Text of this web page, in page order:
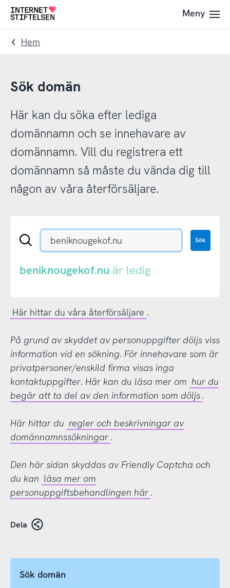
Till
navigering
Till
innehåll
Till
Meny
Hem
Sök domän
Här kan du söka efter lediga
domännamn och se innehavare av
domännamn. Vill du registrera ett
domännamn så måste du vända dig till
någon av våra återförsäljare.
Sök
eller
Sök
beniknougekof.nu är ledig
Här hittar du våra återförsäljare .
På grund av skyddet av personuppgifter döljs viss
information vid en sökning. För innehavare som är
privatpersoner/enskild firma visas inga
kontaktuppgifter. Här kan du läsa mer om hur du
begär att ta del av den information som döljs .
Här hittar du regler och beskrivningar av
domännamnssökningar .
Den här sidan skyddas av Friendly Captcha och
du kan läsa mer om
personuppgiftsbehandlingen här .
Dela
Sök domän